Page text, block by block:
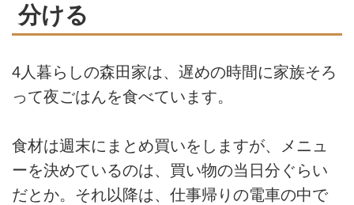
分ける
4人暮らしの森田家は、遅めの時間に家族そろ
って夜ごはんを食べています。
食材は週末にまとめ買いをしますが、メニュ
ーを決めているのは、買い物の当日分ぐらい
だとか。それ以降は、仕事帰りの電車の中で